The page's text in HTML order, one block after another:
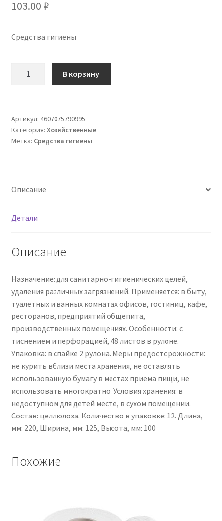
103.00 ₽
Средства гигиены
Veiro
Classic
белое
В корзину
Артикул: 4607075790995
Категория: Хозяйственные
Метка: Средства гигиены
Описание
Детали
Описание
Назначение: для санитарно-гигиенических целей,
удаления различных загрязнений. Применяется: в быту,
туалетных и ванных комнатах офисов, гостиниц, кафе,
ресторанов, предприятий общепита,
производственных помещениях. Особенности: с
тиснением и перфорацией, 48 листов в рулоне.
Упаковка: в спайке 2 рулона. Меры предосторожности:
не курить вблизи места хранения, не оставлять
использованную бумагу в местах приема пищи, не
использовать многократно. Условия хранения: в
недоступном для детей месте, в сухом помещении.
Состав: целлюлоза. Количество в упаковке: 12. Длина,
мм: 220, Ширина, мм: 125, Высота, мм: 100
Похожие